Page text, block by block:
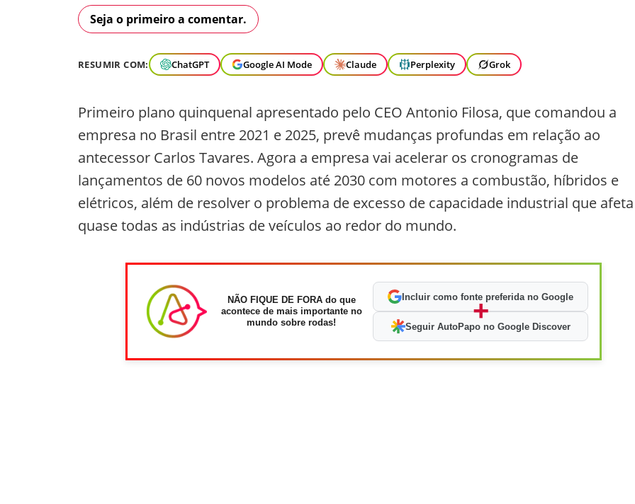
Seja o primeiro a comentar.
RESUMIR COM: ChatGPT Google AI Mode Claude Perplexity Grok
Primeiro plano quinquenal apresentado pelo CEO Antonio Filosa, que comandou a
empresa no Brasil entre 2021 e 2025, prevê mudanças profundas em relação ao
antecessor Carlos Tavares. Agora a empresa vai acelerar os cronogramas de
lançamentos de 60 novos modelos até 2030 com motores a combustão, híbridos e
elétricos, além de resolver o problema de excesso de capacidade industrial que afeta
quase todas as indústrias de veículos ao redor do mundo.
NÃO FIQUE DE FORA do que
acontece de mais importante no
mundo sobre rodas!
Incluir como fonte preferida no Google
+
Seguir AutoPapo no Google Discover